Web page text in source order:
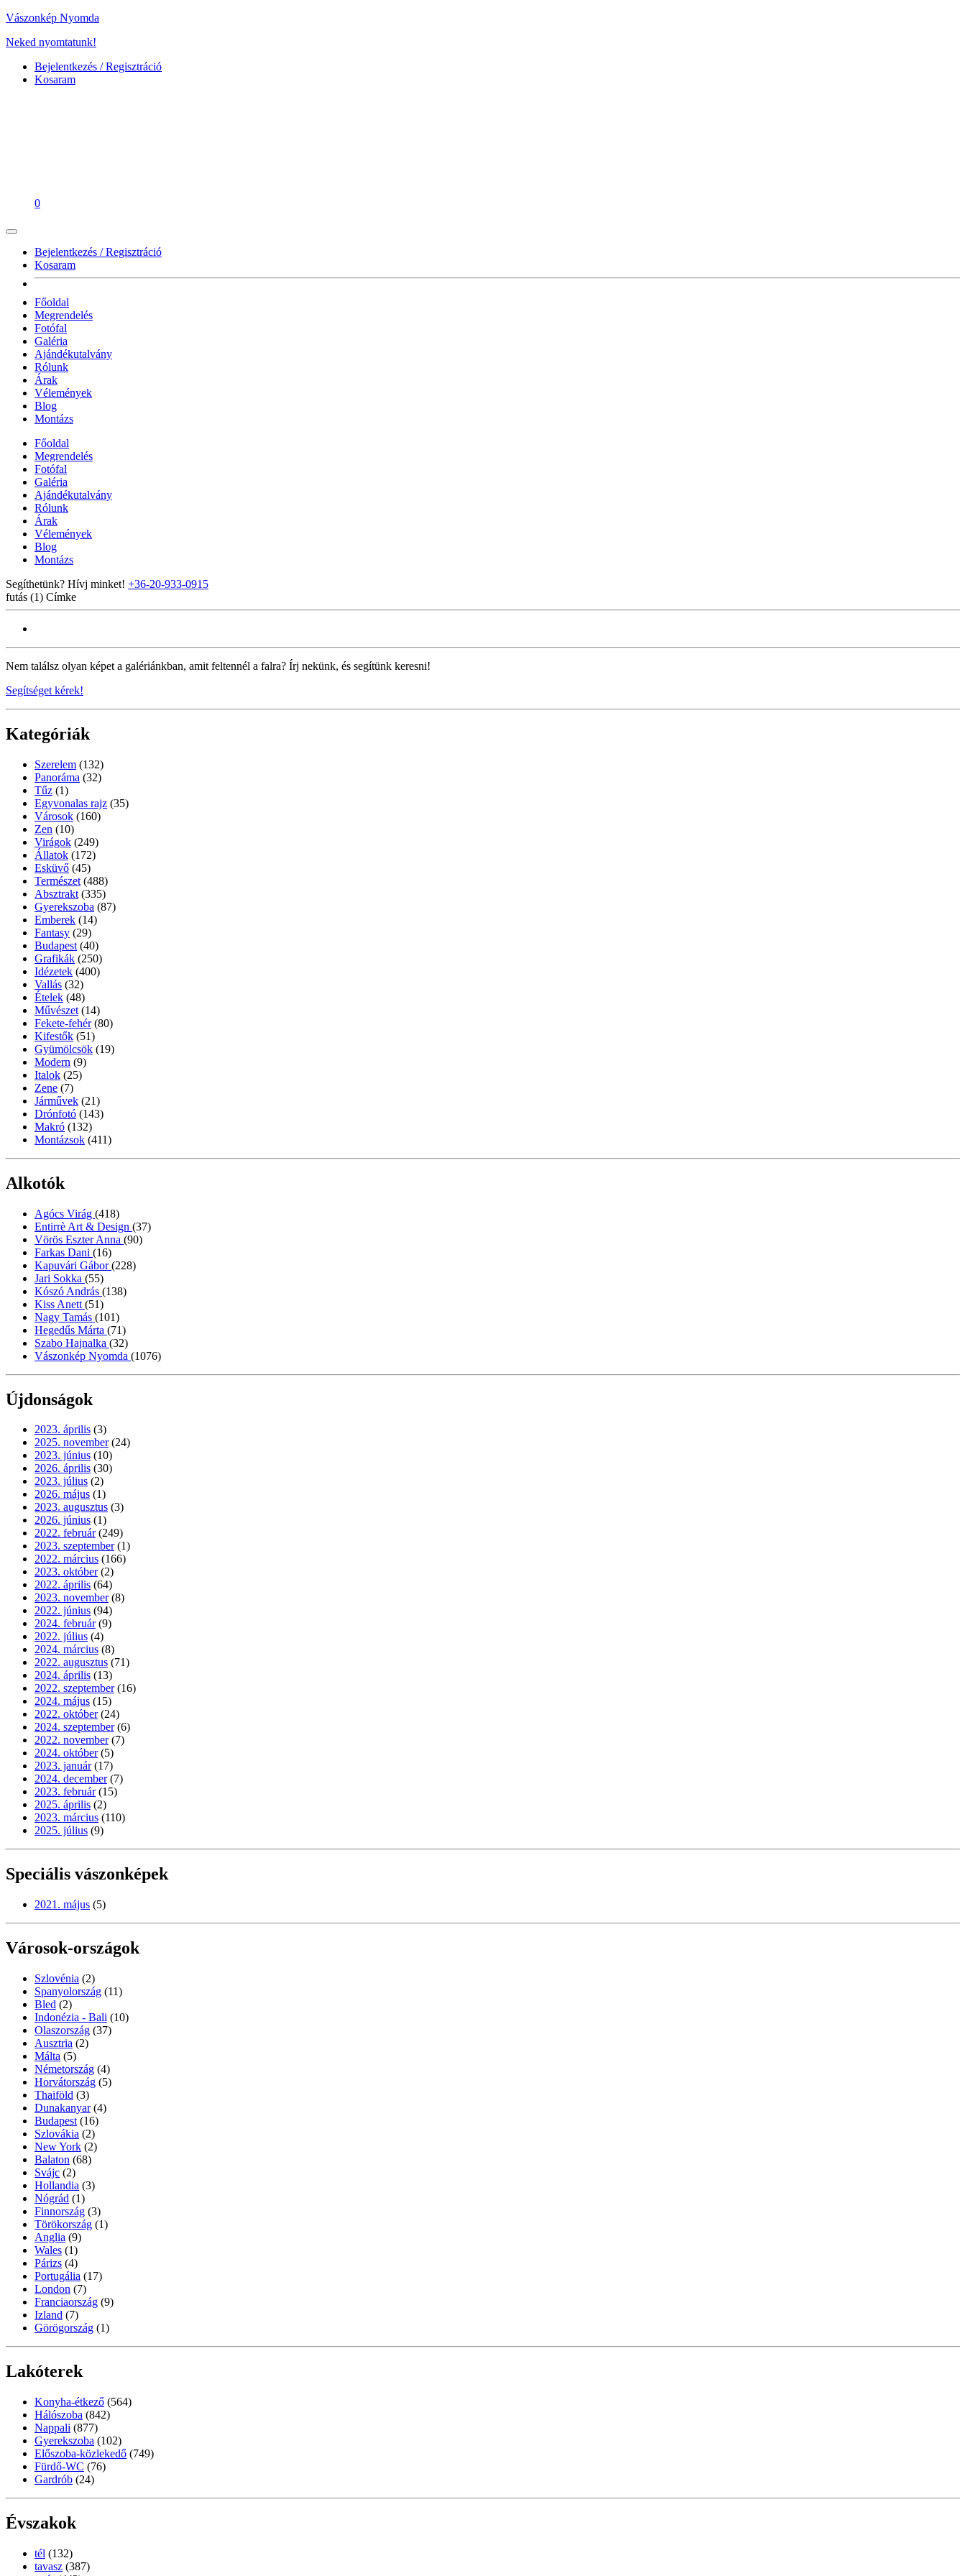
Vászonkép Nyomda
Neked nyomtatunk!
Bejelentkezés / Regisztráció
Kosaram
0
Bejelentkezés / Regisztráció
Kosaram
Főoldal
Megrendelés
Fotófal
Galéria
Ajándékutalvány
Rólunk
Árak
Vélemények
Blog
Montázs
Főoldal
Megrendelés
Fotófal
Galéria
Ajándékutalvány
Rólunk
Árak
Vélemények
Blog
Montázs
Segíthetünk? Hívj minket! +36-20-933-0915
futás (1) Címke
Nem találsz olyan képet a galériánkban, amit feltennél a falra? Írj nekünk, és segítünk keresni!
Segítséget kérek!
Kategóriák
Szerelem (132)
Panoráma (32)
Tűz (1)
Egyvonalas rajz (35)
Városok (160)
Zen (10)
Virágok (249)
Állatok (172)
Esküvő (45)
Természet (488)
Absztrakt (335)
Gyerekszoba (87)
Emberek (14)
Fantasy (29)
Budapest (40)
Grafikák (250)
Idézetek (400)
Vallás (32)
Ételek (48)
Művészet (14)
Fekete-fehér (80)
Kifestők (51)
Gyümölcsök (19)
Modern (9)
Italok (25)
Zene (7)
Járművek (21)
Drónfotó (143)
Makró (132)
Montázsok (411)
Alkotók
Agócs Virág (418)
Entirrè Art & Design (37)
Vörös Eszter Anna (90)
Farkas Dani (16)
Kapuvári Gábor(228)
Jari Sokka (55)
Kószó András (138)
Kiss Anett (51)
Nagy Tamás (101)
Hegedűs Márta (71)
Szabo Hajnalka (32)
Vászonkép Nyomda (1076)
Újdonságok
2023. április (3)
2025. november (24)
2023. június (10)
2026. április (30)
2023. július (2)
2026. május (1)
2023. augusztus (3)
2026. június (1)
2022. február (249)
2023. szeptember (1)
2022. március (166)
2023. október (2)
2022. április (64)
2023. november (8)
2022. június (94)
2024. február (9)
2022. július (4)
2024. március (8)
2022. augusztus (71)
2024. április (13)
2022. szeptember (16)
2024. május (15)
2022. október (24)
2024. szeptember (6)
2022. november (7)
2024. október (5)
2023. január (17)
2024. december (7)
2023. február (15)
2025. április (2)
2023. március (110)
2025. július (9)
Speciális vászonképek
2021. május (5)
Városok-országok
Szlovénia (2)
Spanyolország (11)
Bled (2)
Indonézia - Bali (10)
Olaszország (37)
Ausztria (2)
Málta (5)
Németország (4)
Horvátország (5)
Thaiföld (3)
Dunakanyar (4)
Budapest (16)
Szlovákia (2)
New York (2)
Balaton (68)
Svájc (2)
Hollandia (3)
Nógrád (1)
Finnország (3)
Törökország (1)
Anglia (9)
Wales (1)
Párizs (4)
Portugália (17)
London (7)
Franciaország (9)
Izland (7)
Görögország (1)
Lakóterek
Konyha-étkező (564)
Hálószoba (842)
Nappali (877)
Gyerekszoba (102)
Előszoba-közlekedő (749)
Fürdő-WC (76)
Gardrób (24)
Évszakok
tél (132)
tavasz (387)